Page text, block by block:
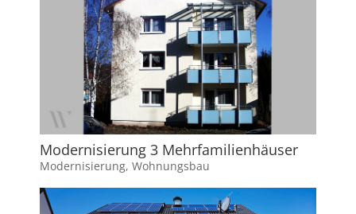
Modernisierung 3 Mehrfamilienhäuser
Modernisierung, Wohnungsbau